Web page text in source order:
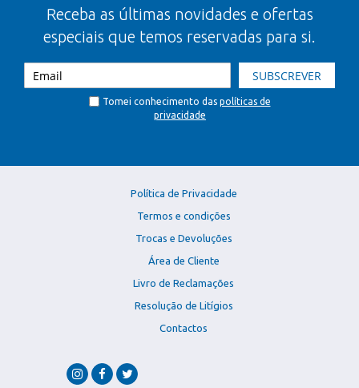
Receba as últimas novidades e ofertas
especiais que temos reservadas para si.
SUBSCREVER
Tomei conhecimento das políticas de
privacidade
Política de Privacidade
Termos e condições
Trocas e Devoluções
Área de Cliente
Livro de Reclamações
Resolução de Litígios
Contactos